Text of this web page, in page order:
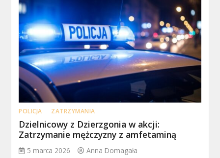
POLICJA ZATRZYMANIA
Dzielnicowy z Dzierzgonia w akcji:
Zatrzymanie mężczyzny z amfetaminą
5 marca 2026 Anna Domagała